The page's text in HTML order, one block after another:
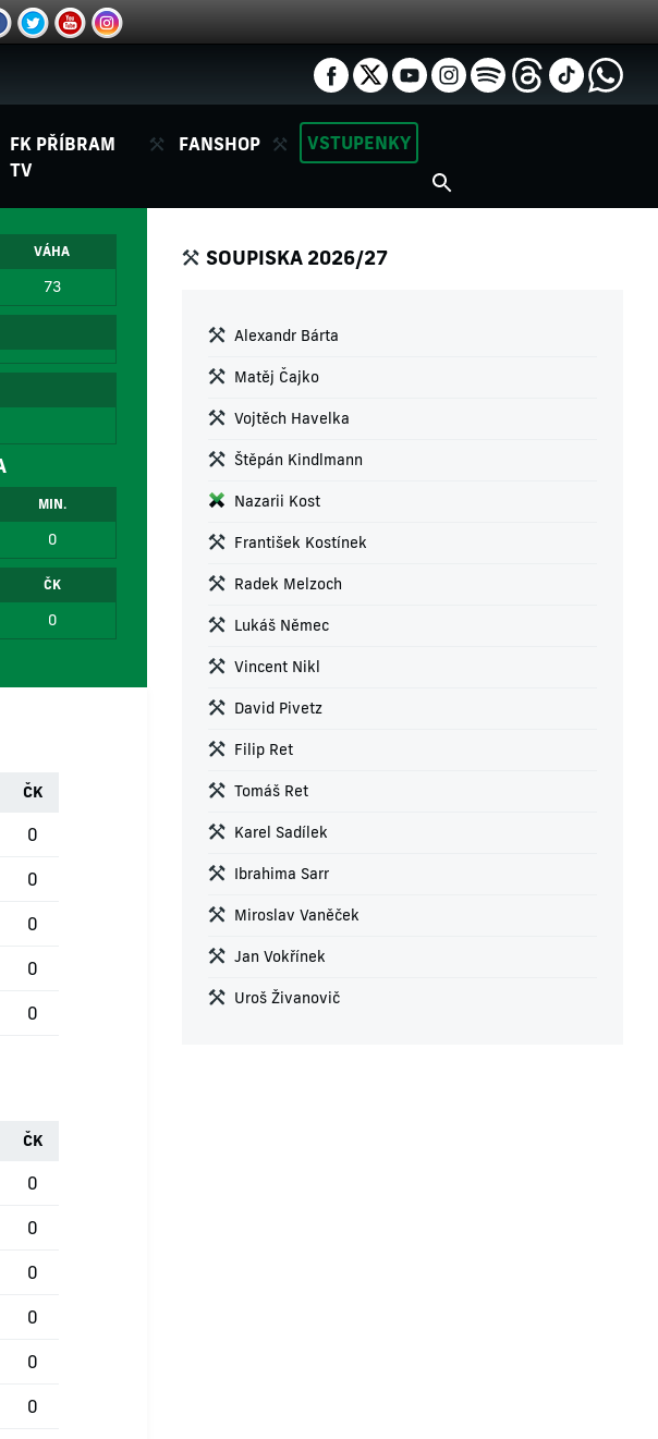
FK PŘÍBRAM
TV
FANSHOP VSTUPENKY
VÁHA
73
MIN.
0
ČK
0
ČK
0
0
0
0
0
ČK
0
0
0
0
0
0
SOUPISKA 2026/27
Alexandr Bárta
Matěj Čajko
Vojtěch Havelka
Štěpán Kindlmann
Nazarii Kost
František Kostínek
Radek Melzoch
Lukáš Němec
Vincent Nikl
David Pivetz
Filip Ret
Tomáš Ret
Karel Sadílek
Ibrahima Sarr
Miroslav Vaněček
Jan Vokřínek
Uroš Živanovič